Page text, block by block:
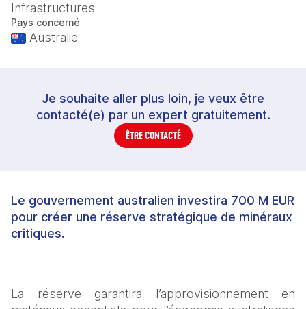
Infrastructures
Pays concerné
Australie
Je souhaite aller plus loin, je veux être
contacté(e) par un expert gratuitement.
ÊTRE CONTACTÉ
Le gouvernement australien investira 700 M EUR
pour créer une réserve stratégique de minéraux
critiques.
La réserve garantira l’approvisionnement en